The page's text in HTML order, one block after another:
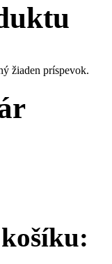
žiaden príspevok.